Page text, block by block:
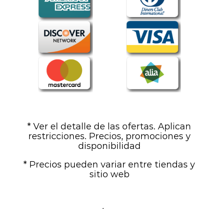
* Ver el detalle de las ofertas. Aplican
restricciones. Precios, promociones y
disponibilidad
* Precios pueden variar entre tiendas y
sitio web